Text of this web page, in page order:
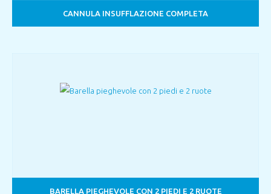
CANNULA INSUFFLAZIONE COMPLETA
BARELLA PIEGHEVOLE CON 2 PIEDI E 2 RUOTE